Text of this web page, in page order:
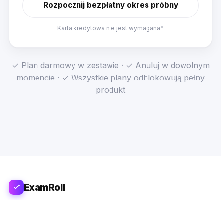
Rozpocznij bezpłatny okres próbny
Karta kredytowa nie jest wymagana*
✓ Plan darmowy w zestawie · ✓ Anuluj w dowolnym
momencie · ✓ Wszystkie plany odblokowują pełny
produkt
ExamRoll